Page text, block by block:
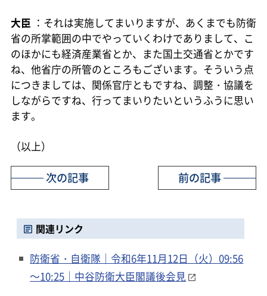
大臣 ：それは実施してまいりますが、あくまでも防衛
省の所掌範囲の中でやっていくわけでありまして、こ
のほかにも経済産業省とか、また国土交通省とかです
ね、他省庁の所管のところもございます。そういう点
につきましては、関係官庁ともですね、調整・協議を
しながらですね、行ってまいりたいというふうに思い
ます。
（以上）
前の記事
次の記事
関連リンク
防衛省・自衛隊｜令和6年11月12日（火）09:56
～10:25｜中谷防衛大臣閣議後会見